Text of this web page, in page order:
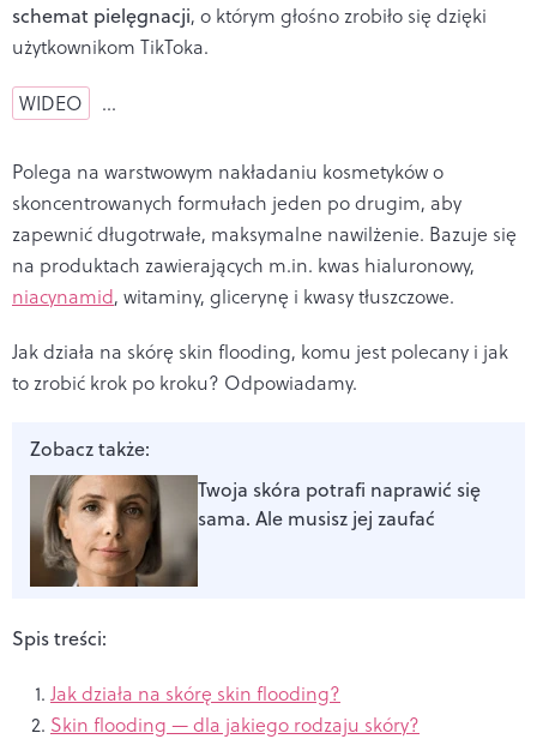
schemat pielęgnacji, o którym głośno zrobiło się dzięki
użytkownikom TikToka.
WIDEO …
Polega na warstwowym nakładaniu kosmetyków o
skoncentrowanych formułach jeden po drugim, aby
zapewnić długotrwałe, maksymalne nawilżenie. Bazuje się
na produktach zawierających m.in. kwas hialuronowy,
niacynamid, witaminy, glicerynę i kwasy tłuszczowe.
Jak działa na skórę skin flooding, komu jest polecany i jak
to zrobić krok po kroku? Odpowiadamy.
Zobacz także:
Twoja skóra potrafi naprawić się
sama. Ale musisz jej zaufać
Spis treści:
Jak działa na skórę skin flooding?
Skin flooding — dla jakiego rodzaju skóry?